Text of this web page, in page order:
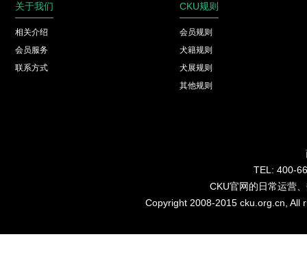
关于我们
相关介绍
会员服务
联系方式
CKU规则
会员规则
犬籍规则
犬展规则
其他规则
TEL: 400-
CKU官网的日常运营
Copyright 2008-2015 cku.org.cn,